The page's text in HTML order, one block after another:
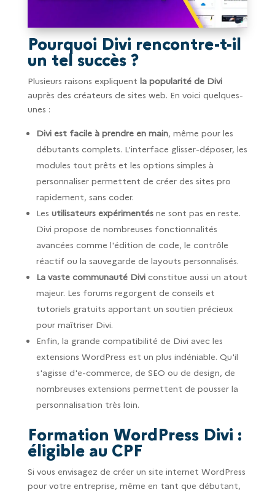
Pourquoi Divi rencontre-t-il
un tel succès ?
Plusieurs raisons expliquent la popularité de Divi
auprès des créateurs de sites web. En voici quelques-
unes :
Divi est facile à prendre en main, même pour les
débutants complets. L'interface glisser-déposer, les
modules tout prêts et les options simples à
personnaliser permettent de créer des sites pro
rapidement, sans coder.
Les utilisateurs expérimentésne sont pas en reste.
Divi propose de nombreuses fonctionnalités
avancées comme l'édition de code, le contrôle
réactif ou la sauvegarde de layouts personnalisés.
La vaste communauté Divi constitue aussi un atout
majeur. Les forums regorgent de conseils et
tutoriels gratuits apportant un soutien précieux
pour maîtriser Divi.
Enfin, la grande compatibilité de Divi avec les
extensions WordPress est un plus indéniable. Qu'il
s'agisse d'e-commerce, de SEO ou de design, de
nombreuses extensions permettent de pousser la
personnalisation très loin.
Formation WordPress Divi :
éligible au CPF
Si vous envisagez de créer un site internet WordPress
pour votre entreprise, même en tant que débutant,